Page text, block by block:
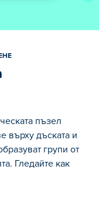
пъзел
върху дъската и
групи от
Гледайте как